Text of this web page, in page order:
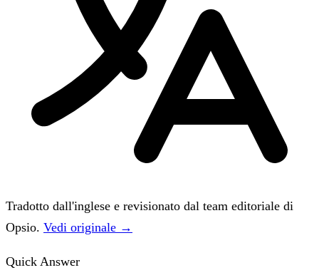
Tradotto dall'inglese e revisionato dal team editoriale di
Opsio. Vedi originale →
Quick Answer